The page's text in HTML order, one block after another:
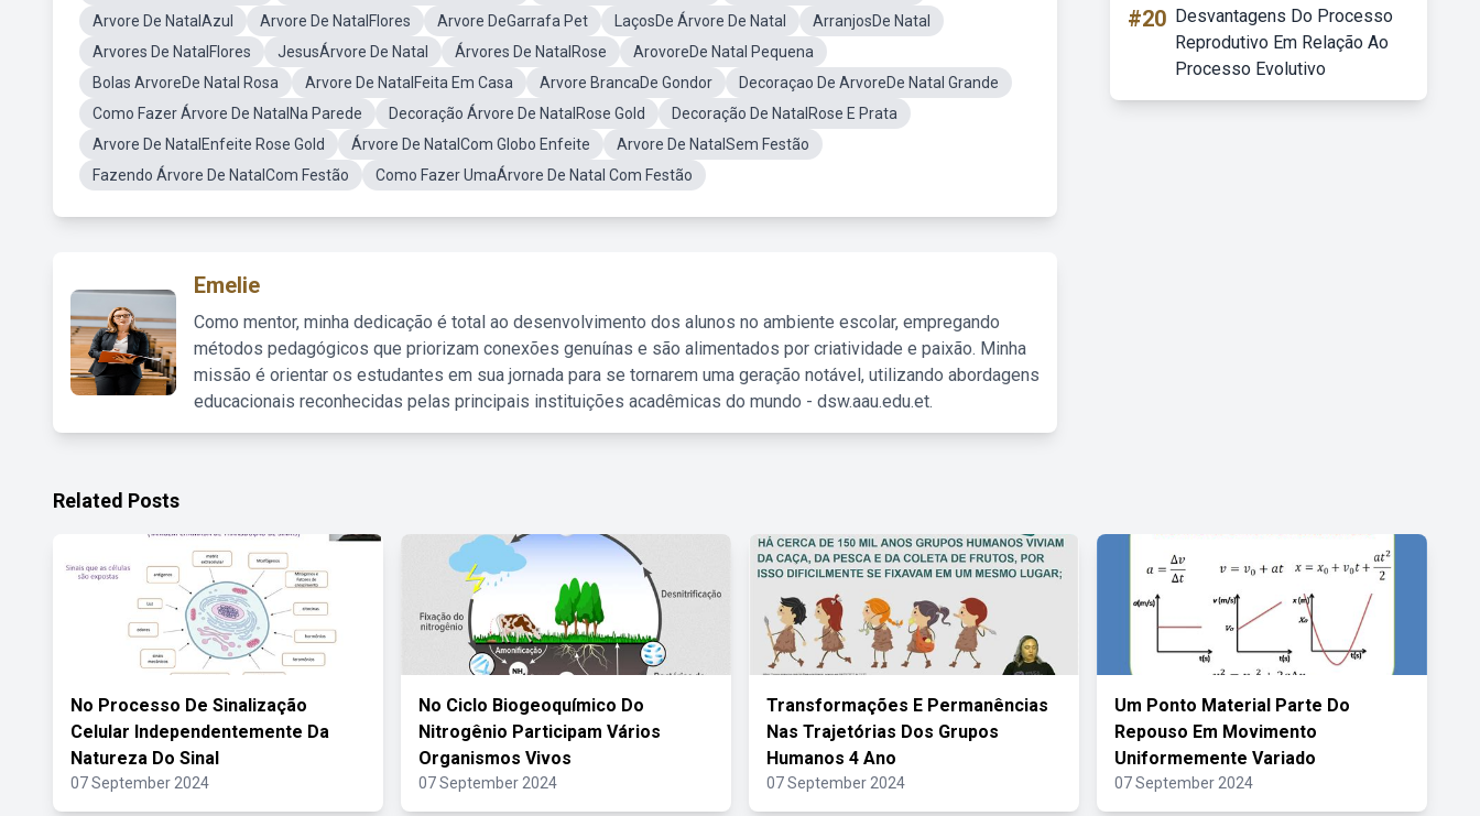
Arvore De NatalAzul
Arvore De NatalFlores Arvore DeGarrafa Pet LaçosDe Árvore De Natal
ArranjosDe Natal
Arvores De NatalFlores
JesusÁrvore De Natal Árvores De NatalRose
ArovoreDe Natal Pequena
Bolas ArvoreDe Natal Rosa
Arvore De NatalFeita Em Casa Arvore BrancaDe Gondor
Decoraçao De ArvoreDe Natal Grande
Como Fazer Árvore De NatalNa Parede
Decoração Árvore De NatalRose Gold
Decoração De NatalRose E Prata
Arvore De NatalEnfeite Rose Gold
Árvore De NatalCom Globo Enfeite
Arvore De NatalSem Festão
Fazendo Árvore De NatalCom Festão
Como Fazer UmaÁrvore De Natal Com Festão
Emelie
Como mentor, minha dedicação é total ao desenvolvimento dos alunos no ambiente escolar, empregando
métodos pedagógicos que priorizam conexões genuínas e são alimentados por criatividade e paixão. Minha
missão é orientar os estudantes em sua jornada para se tornarem uma geração notável, utilizando abordagens
educacionais reconhecidas pelas principais instituições acadêmicas do mundo - dsw.aau.edu.et.
#20 Desvantagens Do Processo
Reprodutivo Em Relação Ao
Processo Evolutivo
Related Posts
No Processo De Sinalização
Celular Independentemente Da
Natureza Do Sinal
07 September 2024
No Ciclo Biogeoquímico Do
Nitrogênio Participam Vários
Organismos Vivos
07 September 2024
Transformações E Permanências
Nas Trajetórias Dos Grupos
Humanos 4 Ano
07 September 2024
Um Ponto Material Parte Do
Repouso Em Movimento
Uniformemente Variado
07 September 2024